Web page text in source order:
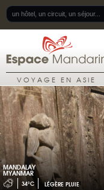
VOYAGE EN ASIE
MANDALAY
MYANMAR
34°C LÉGÈRE PLUIE